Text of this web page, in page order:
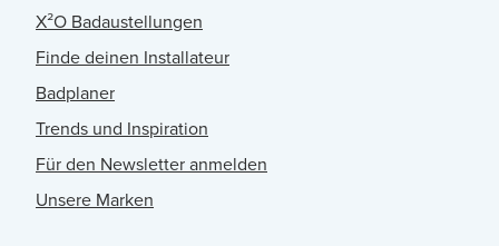
X²O Badaustellungen
Finde deinen Installateur
Badplaner
Trends und Inspiration
Für den Newsletter anmelden
Unsere Marken